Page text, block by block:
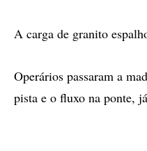
A carga de granito
Operários passaram a
pista e o fluxo na ponte,